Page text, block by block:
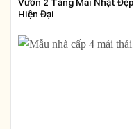
Hiện Đại